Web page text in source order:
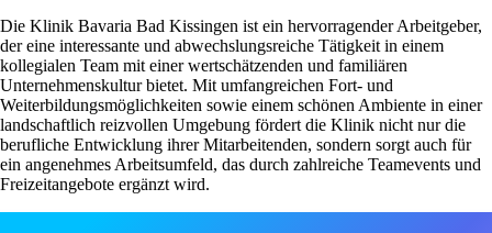
Die Klinik Bavaria Bad Kissingen ist ein hervorragender Arbeitgeber,
der eine interessante und abwechslungsreiche Tätigkeit in einem
kollegialen Team mit einer wertschätzenden und familiären
Unternehmenskultur bietet. Mit umfangreichen Fort- und
Weiterbildungsmöglichkeiten sowie einem schönen Ambiente in einer
landschaftlich reizvollen Umgebung fördert die Klinik nicht nur die
berufliche Entwicklung ihrer Mitarbeitenden, sondern sorgt auch für
ein angenehmes Arbeitsumfeld, das durch zahlreiche Teamevents und
Freizeitangebote ergänzt wird.